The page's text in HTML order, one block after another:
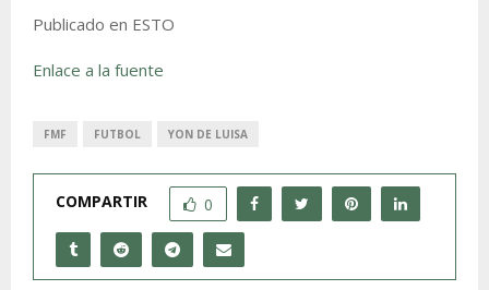
Publicado en ESTO
Enlace a la fuente
FMF FUTBOL YON DE LUISA
COMPARTIR 0